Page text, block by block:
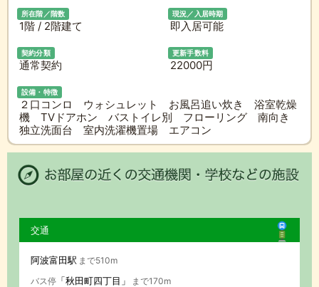
所在階／階数
1階 / 2階建て
現況／入居時期
即入居可能
契約分類
通常契約
更新手数料
22000円
設備・特徴
２口コンロ ウォシュレット お風呂追い炊き 浴室乾燥
機 TVドアホン バストイレ別 フローリング 南向き
独立洗面台 室内洗濯機置場 エアコン
交通
阿波富田駅 まで510m
バス停「秋田町四丁目」
まで170m